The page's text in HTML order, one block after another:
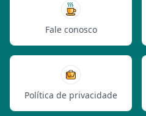
Fale conosco
Política de privacidade